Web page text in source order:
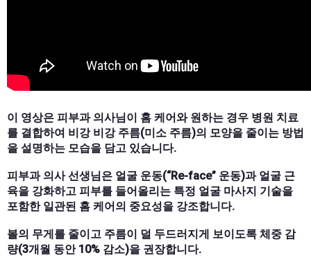
이 영상은 피부과 의사님이 홈 케어와 원하는 경우 병원 치료
를 결합하여 비강 비강 주름(미소 주름)의 모양을 줄이는 방법
을 설명하는 모습을 담고 있습니다.
피부과 의사 선생님은 얼굴 운동(“Re-face” 운동)과 얼굴 근
육을 강화하고 피부를 들어올리는 특정 얼굴 마사지 기술을
포함한 일관된 홈 케어의 중요성을 강조합니다.
볼의 무게를 줄이고 주름이 덜 두드러지게 보이도록 체중 감
량(3개월 동안 10% 감소)을 권장합니다.